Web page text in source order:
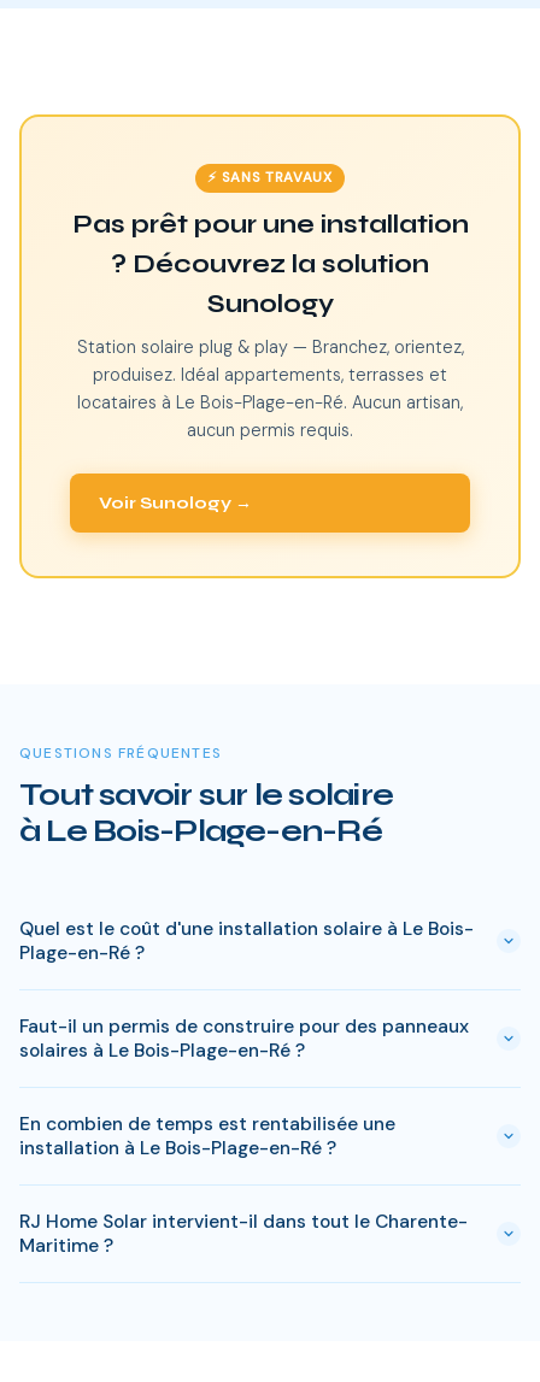
⚡ SANS TRAVAUX
Pas prêt pour une installation
? Découvrez la solution
Sunology
Station solaire plug & play — Branchez, orientez,
produisez. Idéal appartements, terrasses et
locataires à Le Bois-Plage-en-Ré. Aucun artisan,
aucun permis requis.
Voir Sunology →
QUESTIONS FRÉQUENTES
Tout savoir sur le solaire
à Le Bois-Plage-en-Ré
Quel est le coût d'une installation solaire à Le Bois-
Plage-en-Ré ?
à 9 kWc). Après les aides disponibles en Charente-Maritime
(MaPrimeRénov', prime autoconsommation, TVA réduite), le
reste à charge peut descendre sous 4 000 € pour une
installation standard de 3 kWc.
Faut-il un permis de construire pour des panneaux
solaires à Le Bois-Plage-en-Ré ?
à Le Bois-Plage-en-Ré. Si votre bien est classé ou en zone
protégée en Charente-Maritime, des règles spécifiques
peuvent s'appliquer. RJ Home Solar gère toutes ces
démarches sans surcoût.
En combien de temps est rentabilisée une
installation à Le Bois-Plage-en-Ré ?
rentabiliser votre installation. Passe ce delai, chaque kWh
produit est gratuit. Sur 25 ans, une installation de 3 kWc
genere des economies entre 20 000 et 35 000 €.
RJ Home Solar intervient-il dans tout le Charente-
Maritime ?